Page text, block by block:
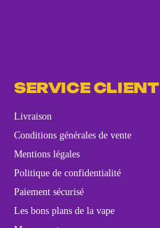
SERVICE CLIENT
Livraison
Conditions générales de vente
Mentions légales
Politique de confidentialité
Paiement sécurisé
Les bons plans de la vape